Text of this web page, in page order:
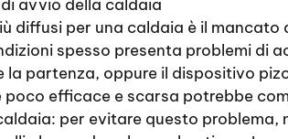
avvio della caldaia
diffusi per una caldaia è il
spesso presenta problemi di
la partenza, oppure il dispositivo
poco efficace e scarsa potrebbe
per evitare questo